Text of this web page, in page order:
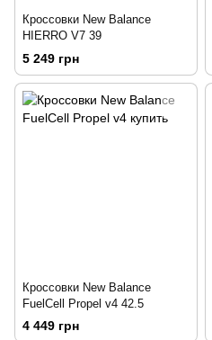
Кроссовки New Balance
HIERRО V7 39
5 249 грн
Кроссовки New Balance
FuelCell Propel v4 42.5
4 449 грн